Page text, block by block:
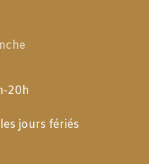
20h
jours fériés